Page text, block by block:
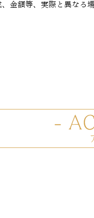
金額等、実際と異なる